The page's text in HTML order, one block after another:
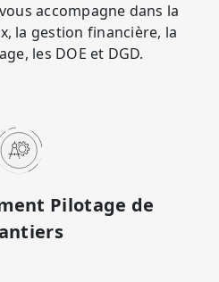
accompagne dans la
la gestion financière, la
les DOE et DGD.
Pilotage de